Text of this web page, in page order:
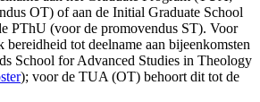
OT) of aan de Initial Graduate School
PThU (voor de promovendus ST). Voor
tot deelname aan bijeenkomsten
School for Advanced Studies in Theology
); voor de TUA (OT) behoort dit tot de